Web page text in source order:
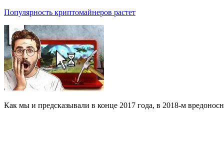
Популярность криптомайнеров растет
Как мы и предсказывали в конце 2017 года, в 2018-м